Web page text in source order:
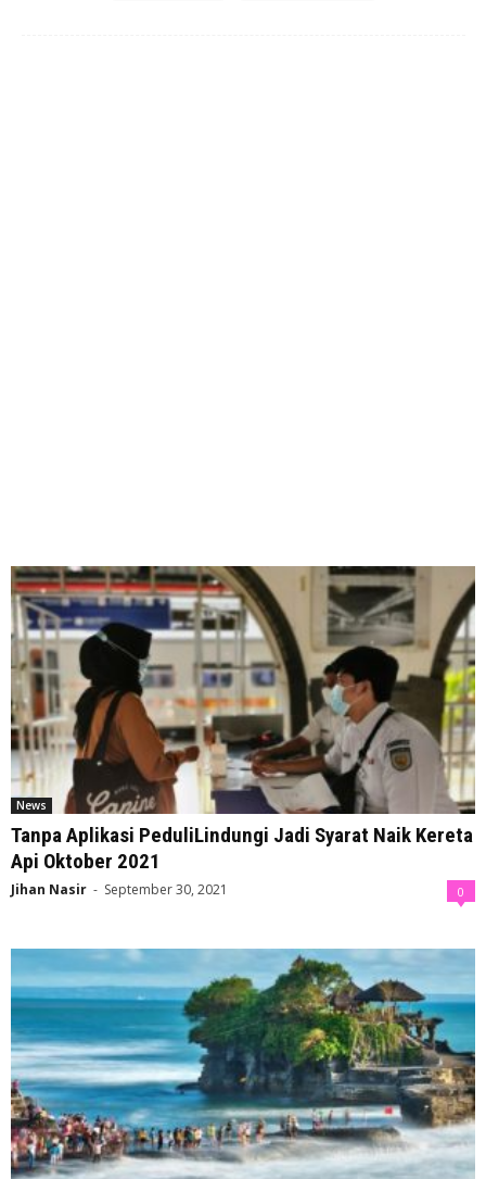
News
Tanpa Aplikasi PeduliLindungi Jadi Syarat Naik Kereta
Api Oktober 2021
Jihan Nasir - September 30, 2021 0